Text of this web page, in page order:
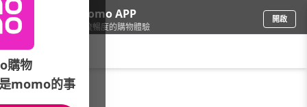
下載momo APP
給你3倍流暢度的購物體驗
開啟
品牌旗艦/ASUS 華碩
購物
momo的事